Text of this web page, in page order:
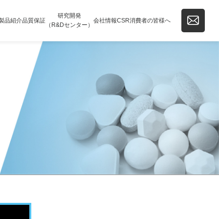
品紹介品質保証
研究開発
（R&Dセンター）
会社情報CSR消費者の皆様へ